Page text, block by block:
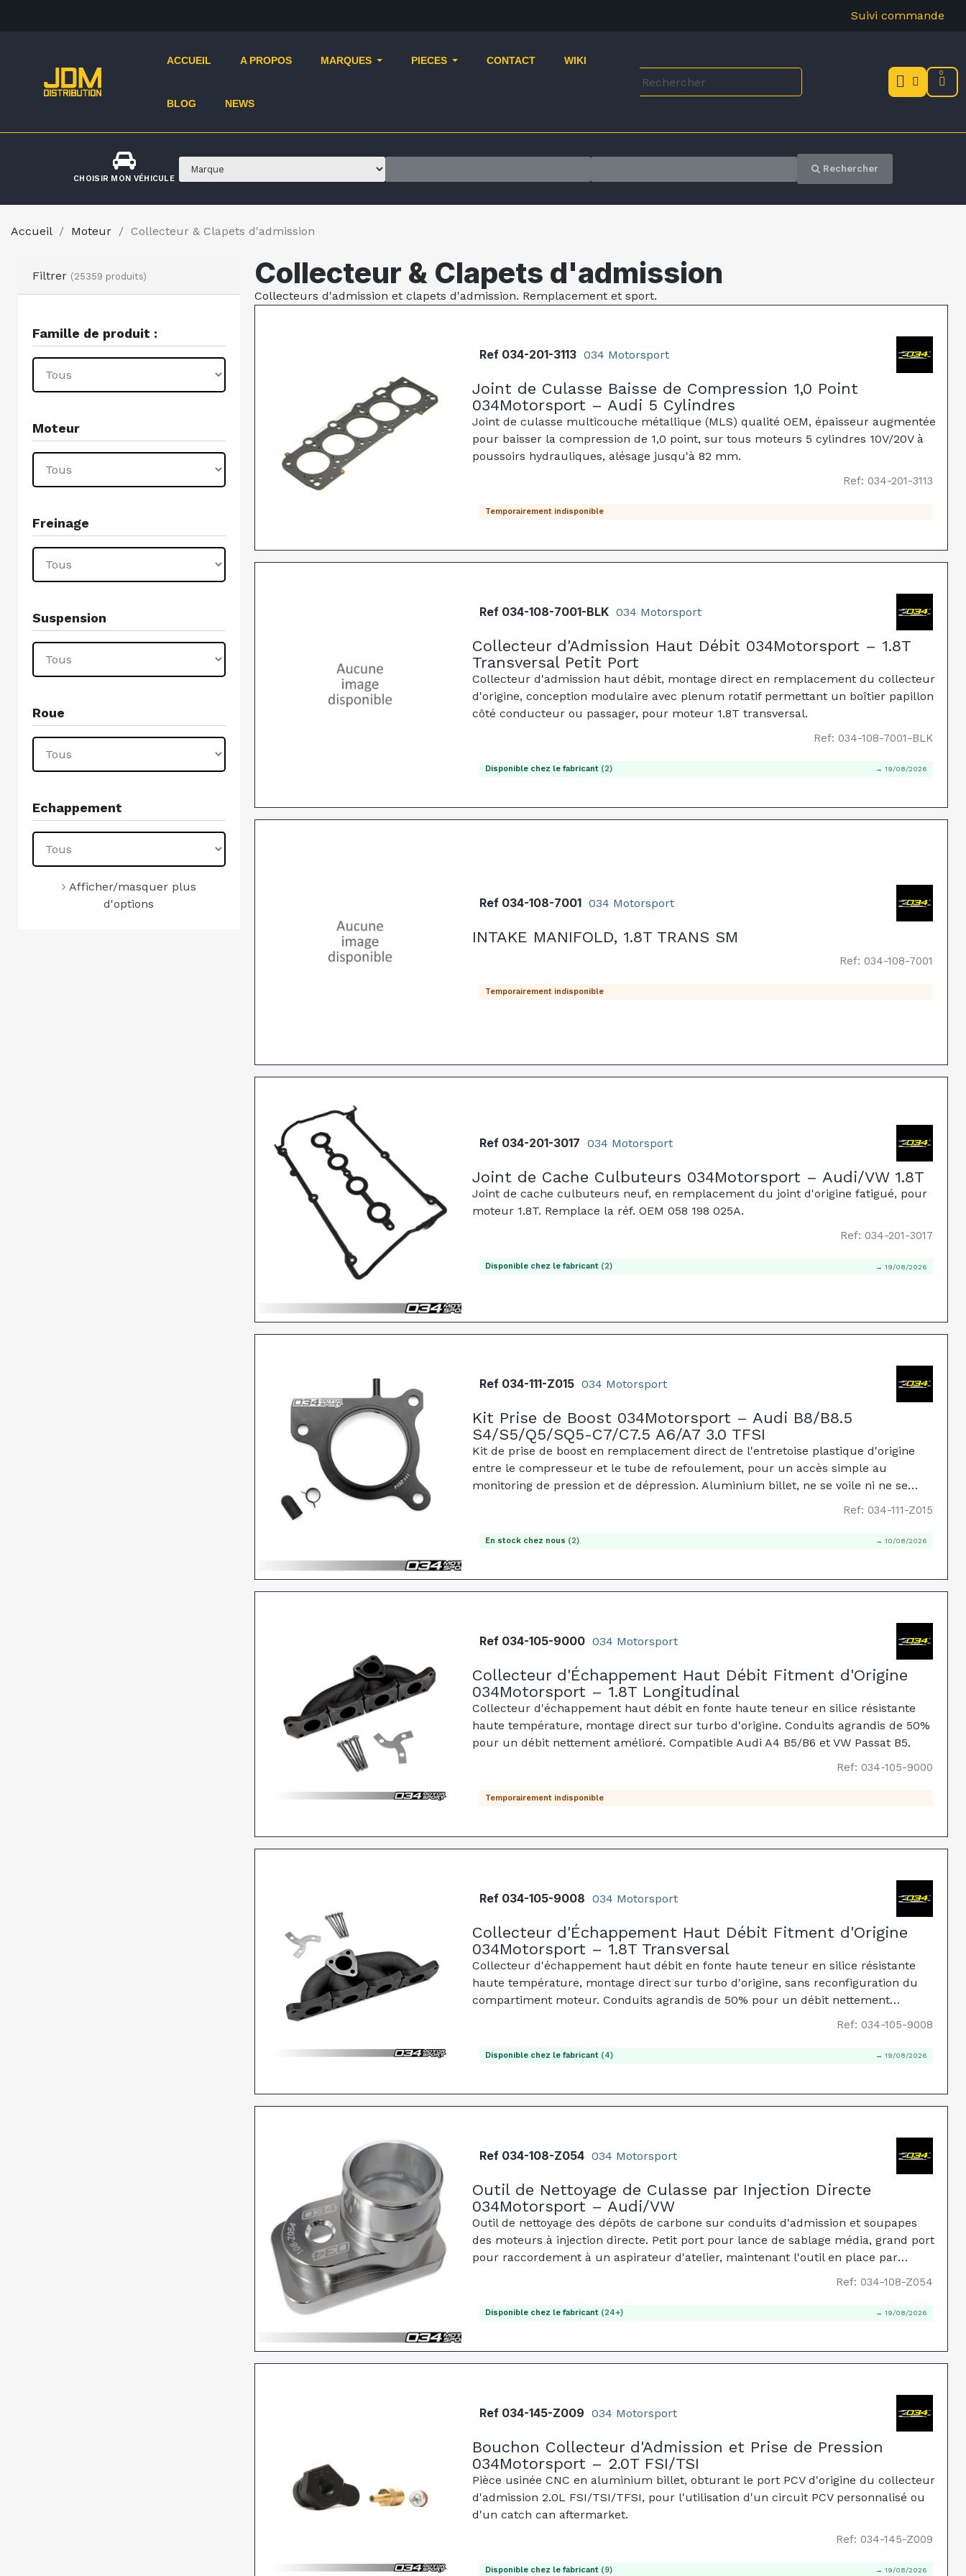
Suivi commande
ACCUEIL A PROPOS MARQUES PIECES CONTACT WIKI
BLOG NEWS
CHOISIR MON VÉHICULE
Rechercher
Accueil Moteur Collecteur & Clapets d'admission
Filtrer (25359 produits)
Famille de produit :
Moteur
Freinage
Suspension
Roue
Echappement
Afficher/masquer plus
d'options
Collecteur & Clapets d'admission
Collecteurs d'admission et clapets d'admission. Remplacement et sport.
Ref 034-201-3113 034 Motorsport
Joint de Culasse Baisse de Compression 1,0 Point
034Motorsport – Audi 5 Cylindres
Joint de culasse multicouche métallique (MLS) qualité OEM, épaisseur augmentée
pour baisser la compression de 1,0 point, sur tous moteurs 5 cylindres 10V/20V à
poussoirs hydrauliques, alésage jusqu'à 82 mm.
Ref: 034-201-3113
Temporairement indisponible
Ref 034-108-7001-BLK 034 Motorsport
Collecteur d'Admission Haut Débit 034Motorsport – 1.8T
Transversal Petit Port
Collecteur d'admission haut débit, montage direct en remplacement du collecteur
d'origine, conception modulaire avec plenum rotatif permettant un boîtier papillon
côté conducteur ou passager, pour moteur 1.8T transversal.
Ref: 034-108-7001-BLK
Disponible chez le fabricant (2) → 19/08/2026
Ref 034-108-7001 034 Motorsport
INTAKE MANIFOLD, 1.8T TRANS SM
Ref: 034-108-7001
Temporairement indisponible
Ref 034-201-3017 034 Motorsport
Joint de Cache Culbuteurs 034Motorsport – Audi/VW 1.8T
Joint de cache culbuteurs neuf, en remplacement du joint d'origine fatigué, pour
moteur 1.8T. Remplace la réf. OEM 058 198 025A.
Ref: 034-201-3017
Disponible chez le fabricant (2) → 19/08/2026
Ref 034-111-Z015 034 Motorsport
Kit Prise de Boost 034Motorsport – Audi B8/B8.5
S4/S5/Q5/SQ5-C7/C7.5 A6/A7 3.0 TFSI
Kit de prise de boost en remplacement direct de l'entretoise plastique d'origine
entre le compresseur et le tube de refoulement, pour un accès simple au
monitoring de pression et de dépression. Aluminium billet, ne se voile ni ne se
Ref: 034-111-Z015
En stock chez nous (2) → 10/08/2026
Ref 034-105-9000 034 Motorsport
Collecteur d'Échappement Haut Débit Fitment d'Origine
034Motorsport – 1.8T Longitudinal
Collecteur d'échappement haut débit en fonte haute teneur en silice résistante
haute température, montage direct sur turbo d'origine. Conduits agrandis de 50%
pour un débit nettement amélioré. Compatible Audi A4 B5/B6 et VW Passat B5.
Ref: 034-105-9000
Temporairement indisponible
Ref 034-105-9008 034 Motorsport
Collecteur d'Échappement Haut Débit Fitment d'Origine
034Motorsport – 1.8T Transversal
Collecteur d'échappement haut débit en fonte haute teneur en silice résistante
haute température, montage direct sur turbo d'origine, sans reconfiguration du
compartiment moteur. Conduits agrandis de 50% pour un débit nettement
Ref: 034-105-9008
Disponible chez le fabricant (4) → 19/08/2026
Ref 034-108-Z054 034 Motorsport
Outil de Nettoyage de Culasse par Injection Directe
034Motorsport – Audi/VW
Outil de nettoyage des dépôts de carbone sur conduits d'admission et soupapes
des moteurs à injection directe. Petit port pour lance de sablage média, grand port
pour raccordement à un aspirateur d'atelier, maintenant l'outil en place par
Ref: 034-108-Z054
Disponible chez le fabricant (24+) → 19/08/2026
Ref 034-145-Z009 034 Motorsport
Bouchon Collecteur d'Admission et Prise de Pression
034Motorsport – 2.0T FSI/TSI
Pièce usinée CNC en aluminium billet, obturant le port PCV d'origine du collecteur
d'admission 2.0L FSI/TSI/TFSI, pour l'utilisation d'un circuit PCV personnalisé ou
d'un catch can aftermarket.
Ref: 034-145-Z009
Disponible chez le fabricant (9) → 19/08/2026